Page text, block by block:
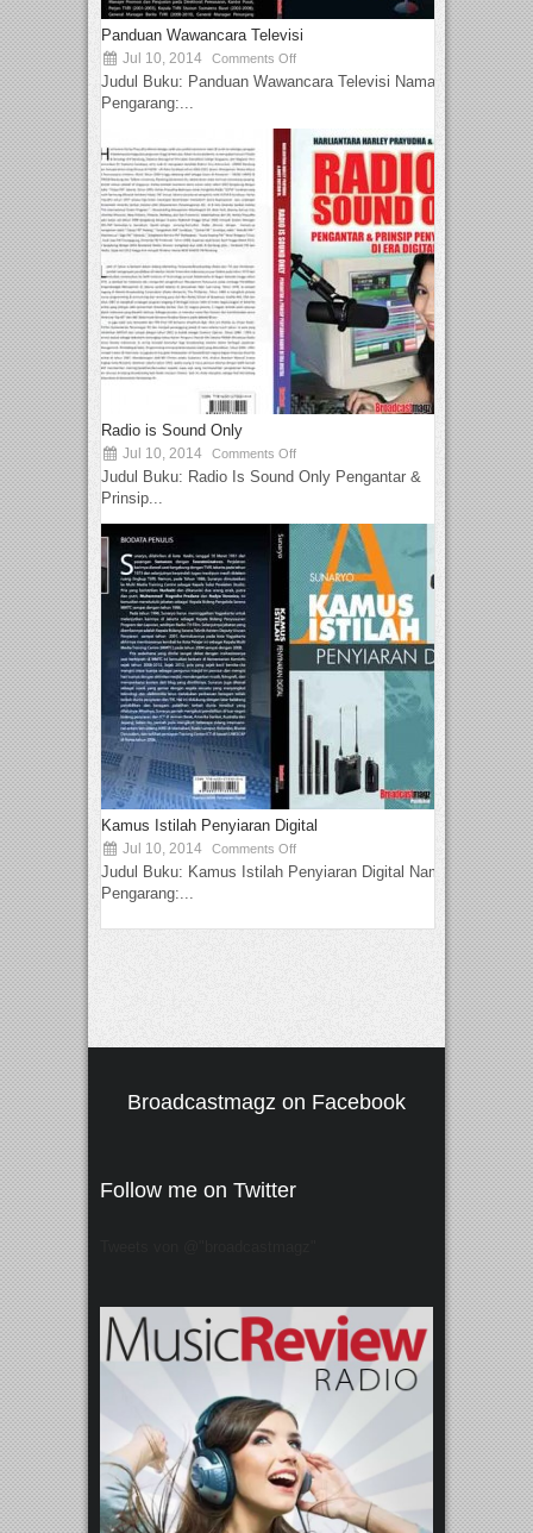
Panduan Wawancara Televisi
Jul 10, 2014 Comments Off
Judul Buku: Panduan Wawancara Televisi Nama
Pengarang:...
Radio is Sound Only
Jul 10, 2014 Comments Off
Judul Buku: Radio Is Sound Only Pengantar &
Prinsip...
Kamus Istilah Penyiaran Digital
Jul 10, 2014 Comments Off
Judul Buku: Kamus Istilah Penyiaran Digital Nama
Pengarang:...
Broadcastmagz on Facebook
Follow me on Twitter